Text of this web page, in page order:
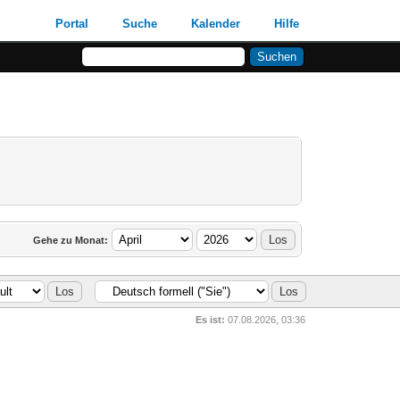
Portal Suche Kalender Hilfe
Gehe zu Monat:
Es ist: 07.08.2026, 03:36